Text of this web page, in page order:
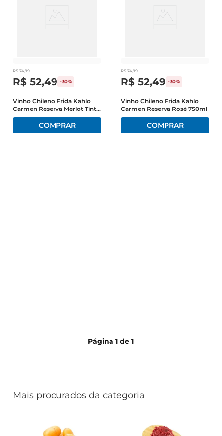
R$ 74,99
R$ 52,49 -30%
Vinho Chileno Frida Kahlo
Carmen Reserva Merlot Tinto
750ml
R$ 74,99
R$ 52,49 -30%
Vinho Chileno Frida Kahlo
Carmen Reserva Rosé 750ml
Página1 de 1
Mais procurados da categoria